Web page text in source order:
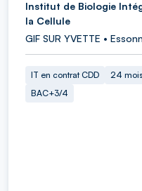
Institut de Biologie
la Cellule
GIF SUR YVETTE •
IT en contrat CDD
24 mois
BAC+3/4